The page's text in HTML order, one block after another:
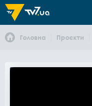
Головна Проєкти